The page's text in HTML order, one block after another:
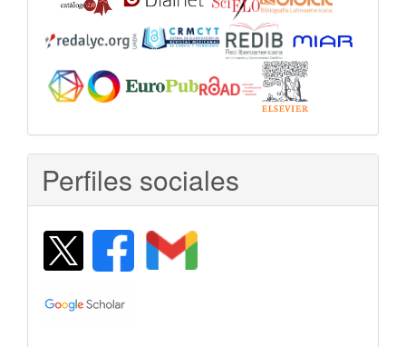
Perfiles sociales